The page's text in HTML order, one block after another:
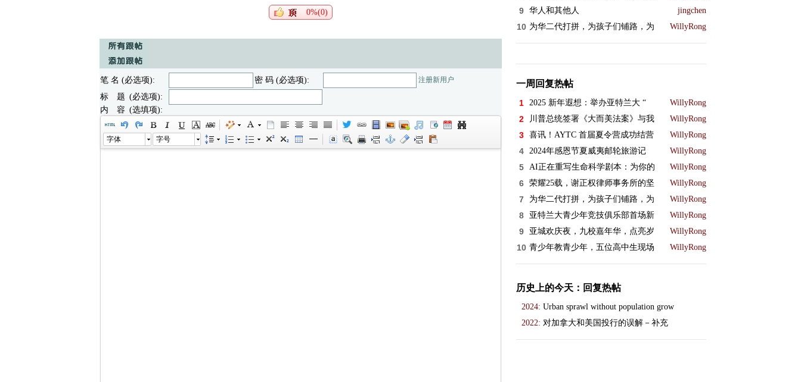
0%(0)
笔 名 (必选项): 密 码 (必选项): 注册新用户
标 题 (必选项):
内 容 (选填项):
字体 字号
9 华人和其他人 jingchen
10 为华二代打拼，为孩子们铺路，为 WillyRong
一周回复热帖
1 2025 新年遐想：举办亚特兰大 “ WillyRong
2 川普总统签署《大而美法案》与我 WillyRong
3 喜讯！AYTC 首届夏令营成功结营 WillyRong
4 2024年感恩节夏威夷邮轮旅游记 WillyRong
5 AI正在重写生命科学剧本：为你的 WillyRong
6 荣耀25载，谢正权律师事务所的坚 WillyRong
7 为华二代打拼，为孩子们铺路，为 WillyRong
8 亚特兰大青少年竞技俱乐部首场新 WillyRong
9 亚城欢庆夜，九校嘉年华，点亮岁 WillyRong
10 青少年教青少年，五位高中生现场 WillyRong
历史上的今天：回复热帖
2024: Urban sprawl without population grow
2022: 对加拿大和美国投行的误解－补充